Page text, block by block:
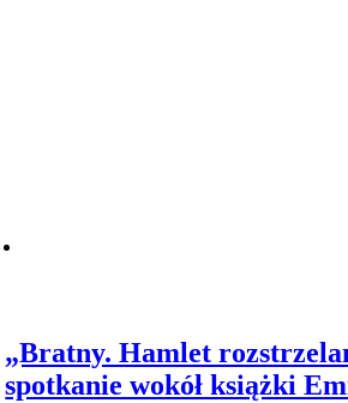
„Bratny. Hamlet
spotkanie wokół książki